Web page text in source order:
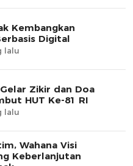
Kembangkan
Digital
lalu
Zikir dan Doa
HUT Ke-81 RI
lalu
Wahana Visi
Keberlanjutan